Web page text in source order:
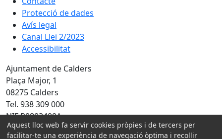
Protecció de dades
Avís legal
Canal Llei 2/2023
Accessibilitat
Ajuntament de Calders
Plaça Major, 1
08275 Calders
Tel. 938 309 000
NIF P0803400A
Amb la col·laboració de:
Aquest lloc web fa servir cookies pròpies i de tercers per
facilitar-te una experiència de navegació òptima i recollir